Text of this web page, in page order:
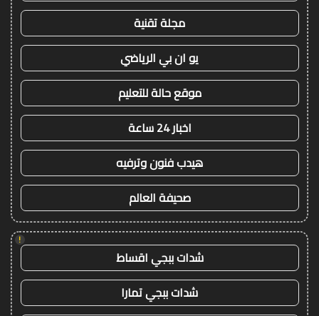
مجلة تقنية
يو ان بي الرياضي
موقع حالة للتعليم
اخبار 24 ساعة
هيدب فنون وترفيه
صحيفة العالم
!
شدات ببجي اقساط
شدات ببجي تمارا